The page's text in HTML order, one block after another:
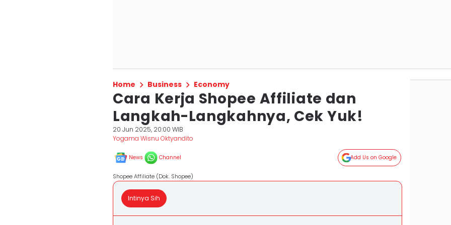
Home Business Economy
Cara Kerja Shopee Affiliate dan
Langkah-Langkahnya, Cek Yuk!
20 Jun 2025, 20:00 WIB
Yogama Wisnu Oktyandito
News Channel Add Us on Google
Shopee Affiliate (Dok. Shopee)
Intinya Sih